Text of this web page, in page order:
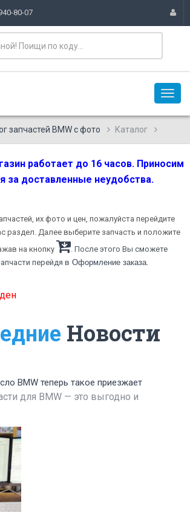
80-07
запчастей BMW с фото Каталог
работает до 16 часов. Приносим
за доставленные неудобства.
их фото и цен, пожалуйста перейдите
раздел. Далее выберите запчасть и положите
на кнопку
. После этого Вы сможете
перейдя в Оформление заказа.
Новости
BMW теперь такое приезжает
для BMW — это выгодно и